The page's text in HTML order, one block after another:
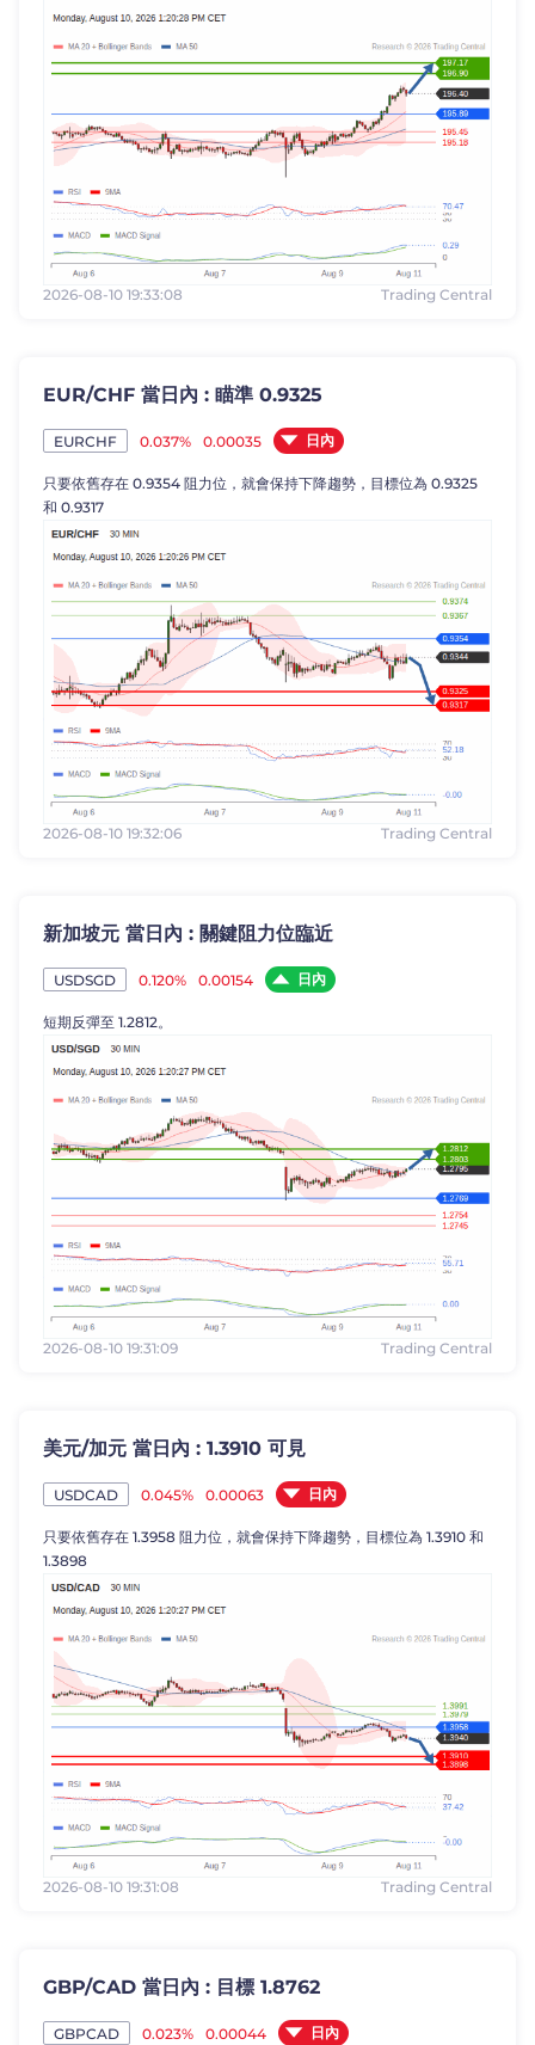
2026-08-10 19:33:08 Trading Central
EUR/CHF 當日內 : 瞄準 0.9325
EURCHF 0.037% 0.00035 日內
只要依舊存在 0.9354 阻力位，就會保持下降趨勢，目標位為 0.9325
和 0.9317
2026-08-10 19:32:06 Trading Central
新加坡元 當日內 : 關鍵阻力位臨近
USDSGD 0.120% 0.00154 日內
短期反彈至 1.2812。
2026-08-10 19:31:09 Trading Central
美元/加元 當日內 : 1.3910 可見
USDCAD 0.045% 0.00063 日內
只要依舊存在 1.3958 阻力位，就會保持下降趨勢，目標位為 1.3910 和
1.3898
2026-08-10 19:31:08 Trading Central
GBP/CAD 當日內 : 目標 1.8762
GBPCAD 0.023% 0.00044 日內